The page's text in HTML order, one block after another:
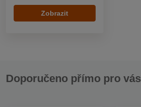
Zobrazit
Doporučeno přímo pro vás